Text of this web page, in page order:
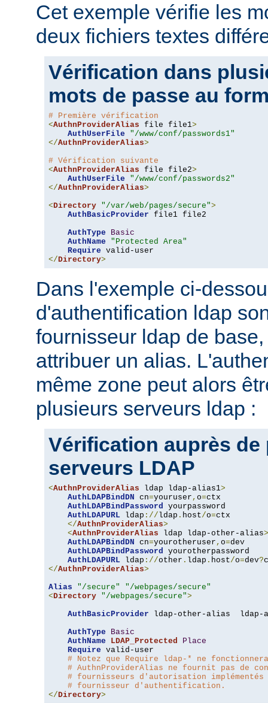
Cet exemple vérifie les
deux fichiers textes
Vérification dans
mots de passe au
# Première vérification
<AuthnProviderAlias file file1>
AuthUserFile
"/www/conf/passwords1"
</AuthnProviderAlias>
# Vérification suivante
<AuthnProviderAlias file file2>
AuthUserFile
"/www/conf/passwords2"
</AuthnProviderAlias>
<Directory "/var/web/pages/secure">
AuthBasicProvider file1 file2
AuthType
Basic
AuthName
"Protected Area"
Require
</Directory>
Dans l'exemple ci-
d'authentification ldap
fournisseur ldap de
attribuer un alias.
même zone peut alors
plusieurs serveurs ldap :
Vérification auprès de
serveurs LDAP
<AuthnProviderAlias ldap ldap-alias1>
AuthLDAPBindDN cn=youruser , o=ctx
AuthLDAPBindPassword yourpassword
AuthLDAPURL ldap ://ldap . host/o=ctx
</AuthnProviderAlias>
<AuthnProviderAlias ldap ldap-other-alias>
AuthLDAPBindDN cn=yourotheruser , o=dev
AuthLDAPBindPassword yourotherpassword
AuthLDAPURL ldap ://other . ldap . host/o=dev?
</AuthnProviderAlias>
Alias
"/secure"
"/webpages/secure"
<Directory "/webpages/secure">
AuthBasicProvider ldap-other-alias  ldap-
AuthType
Basic
AuthName
LDAP_Protected
Place
Require valid-user
# Notez que Require ldap-* ne
# AuthnProviderAlias ne fournit pas de
# fournisseurs d'autorisation implémentés
# fournisseur d'authentification.
</Directory>